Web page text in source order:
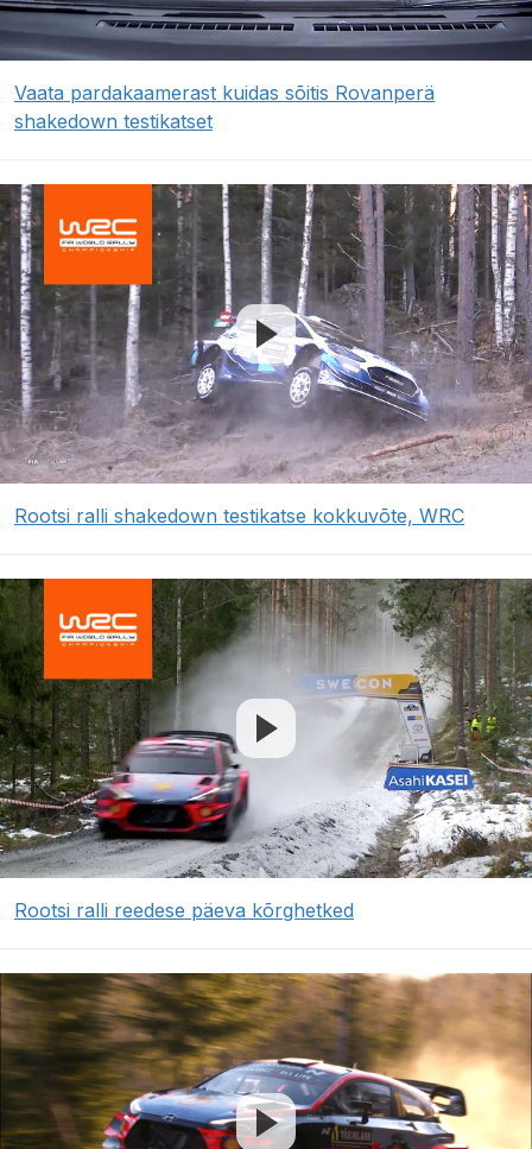
Vaata pardakaamerast kuidas sõitis Rovanperä
shakedown testikatset
Rootsi ralli shakedown testikatse kokkuvõte, WRC
Rootsi ralli reedese päeva kõrghetked